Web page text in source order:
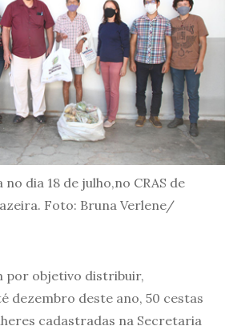
no dia 18 de julho,no CRAS de
Foto: Bruna Verlene/
por objetivo distribuir,
dezembro deste ano, 50 cestas
cadastradas na Secretaria